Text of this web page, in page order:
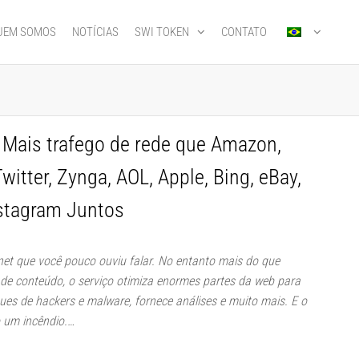
SOMOS NOTÍCIAS SWI TOKEN CONTATO
trafego de rede que Amazon,
Zynga, AOL, Apple, Bing, eBay,
Juntos
que você pouco ouviu falar. No entanto mais do que
conteúdo, o serviço otimiza enormes partes da web para
de hackers e malware, fornece análises e muito mais. E o
incêndio.…